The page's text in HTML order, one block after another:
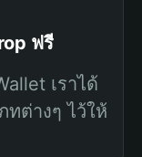
ฟรี
เราได้
ทต่างๆ ไว้ให้